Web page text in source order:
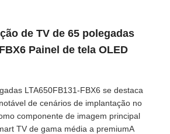
de TV de 65 polegadas
Painel de tela OLED
LTA650FB131-FBX6 se destaca
de cenários de implantação no
componente de imagem principal
TV de gama média a premiumA